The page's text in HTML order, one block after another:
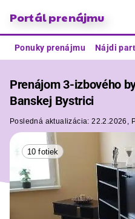
Portál prenájmu
Ponuky prenájmu Nájdi
Prenájom 3-izbového
Banskej Bystrici
Posledná aktualizácia: 22.2.2026,
10 fotiek